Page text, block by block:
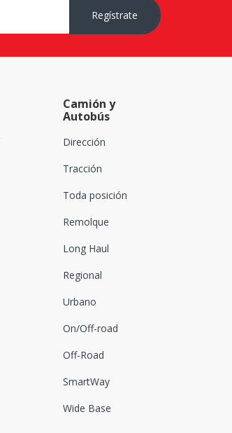
Regístrate
Camión y
Autobús
Dirección
Tracción
Toda posición
Remolque
Long Haul
Regional
Urbano
On/Off-road
Off-Road
SmartWay
Wide Base